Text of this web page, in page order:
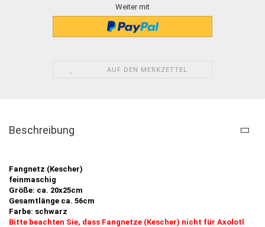
Weiter mit
AUF DEN MERKZETTEL
Beschreibung
Fangnetz (Kescher)
feinmaschig
Größe: ca. 20x25cm
Gesamtlänge ca. 56cm
Farbe: schwarz
Bitte beachten Sie, dass Fangnetze (Kescher) nicht für Axolotl